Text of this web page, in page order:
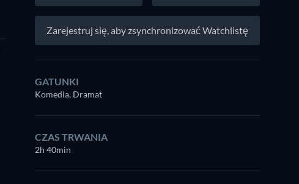
Zarejestruj się, aby zsynchronizować Watchlistę
GATUNKI
Komedia, Dramat
CZAS TRWANIA
2h 40min